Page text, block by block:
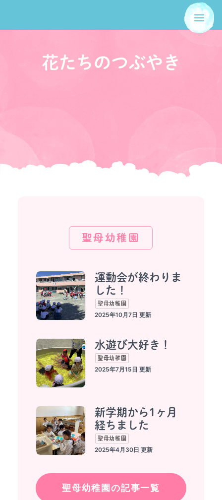
花たちのつぶやき
花たちのつぶやき
聖母幼稚園
運動会が終わりま
した！
聖母幼稚園
2025年10月7日
水遊び大好き！
聖母幼稚園
2025年7月15日
新学期から1ヶ月
経ちました
聖母幼稚園
2025年4月30日
聖母幼稚園の記事一覧